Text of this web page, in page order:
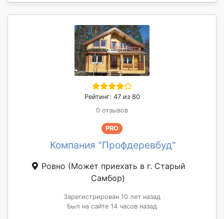
Рейтинг: 47 из 80
0 отзывов
PRO
Компания "Профдеревбуд"
Ровно (Может приехать в г. Старый
Самбор)
Зарегистрирован 10 лет назад
Был на сайте 14 часов назад